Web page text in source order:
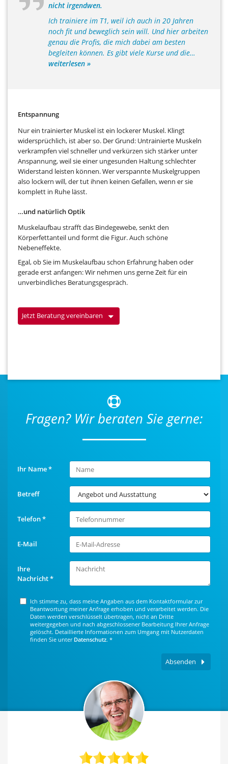
nicht irgendwen.
Ich trainiere im T1, weil ich auch in 20 Jahren
noch fit und beweglich sein will. Und hier arbeiten
genau die Profis, die mich dabei am besten
begleiten können. Es gibt viele Kurse und die…
weiterlesen »
Entspannung
Nur ein trainierter Muskel ist ein lockerer Muskel. Klingt
widersprüchlich, ist aber so. Der Grund: Untrainierte Muskeln
verkrampfen viel schneller und verkürzen sich stärker unter
Anspannung, weil sie einer ungesunden Haltung schlechter
Widerstand leisten können. Wer verspannte Muskelgruppen
also lockern will, der tut ihnen keinen Gefallen, wenn er sie
komplett in Ruhe lässt.
…und natürlich Optik
Muskelaufbau strafft das Bindegewebe, senkt den
Körperfettanteil und formt die Figur. Auch schöne
Nebeneffekte.
Egal, ob Sie im Muskelaufbau schon Erfahrung haben oder
gerade erst anfangen: Wir nehmen uns gerne Zeit für ein
unverbindliches Beratungsgespräch.
Jetzt Beratung vereinbaren
Fragen? Wir beraten Sie gerne:
Ihr Name*
Betreff
Telefon*
E-Mail
Ihre
Nachricht*
Ich stimme zu, dass meine Angaben aus dem Kontaktformular zur
Beantwortung meiner Anfrage erhoben und verarbeitet werden. Die
Daten werden verschlüsselt übertragen, nicht an Dritte
weitergegeben und nach abgeschlossener Bearbeitung Ihrer Anfrage
gelöscht. Detaillierte Informationen zum Umgang mit Nutzerdaten
finden Sie unter Datenschutz. *
Absenden